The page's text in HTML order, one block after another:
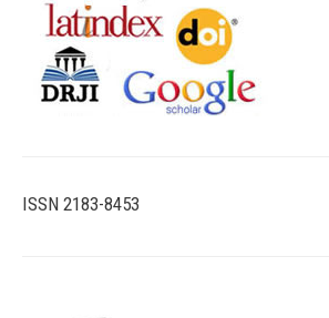
ISSN 2183-8453